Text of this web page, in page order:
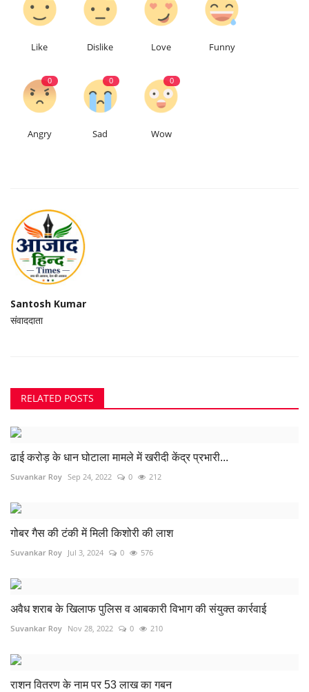
Like Dislike Love Funny
0
Angry
0
Sad
0
Wow
Santosh Kumar
संवाददाता
RELATED POSTS
ढाई करोड़ के धान घोटाला मामले में खरीदी केंद्र प्रभारी...
Suvankar Roy Sep 24, 2022 0 212
गोबर गैस की टंकी में मिली किशोरी की लाश
Suvankar Roy Jul 3, 2024 0 576
अवैध शराब के खिलाफ पुलिस व आबकारी विभाग की संयुक्त कार्रवाई
Suvankar Roy Nov 28, 2022 0 210
राशन वितरण के नाम पर 53 लाख का गबन